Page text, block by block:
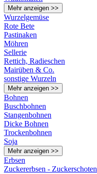
Mehr anzeigen >>
Wurzelgemüse
Rote Bete
Pastinaken
Möhren
Sellerie
Rettich, Radieschen
Mairüben & Co.
sonstige Wurzeln
Mehr anzeigen >>
Bohnen
Buschbohnen
Stangenbohnen
Dicke Bohnen
Trockenbohnen
Soja
Mehr anzeigen >>
Erbsen
Zuckererbsen - Zuckerschoten